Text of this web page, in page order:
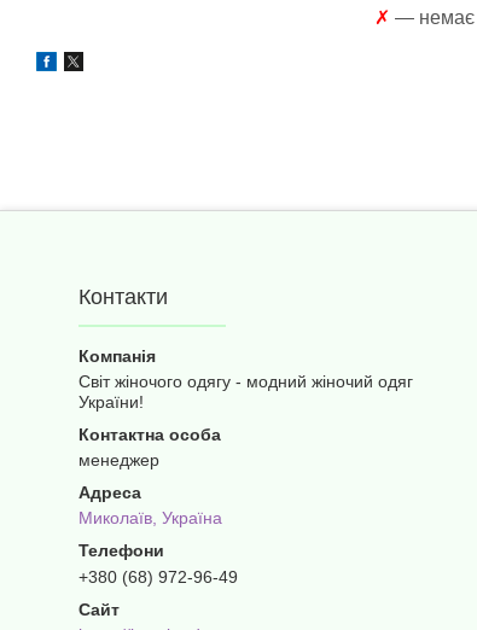
✗ — немає
Контакти
Світ жіночого одягу - модний жіночий одяг
України!
менеджер
Миколаїв, Україна
+380 (68) 972-96-49